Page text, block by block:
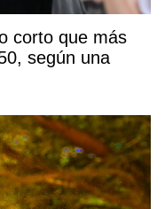
corto que más
según una